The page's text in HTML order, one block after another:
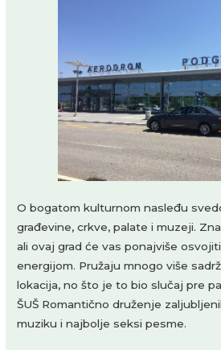
O bogatom kulturnom nasleđu
građevine, crkve, palate i muzeji.
ali ovaj grad će vas ponajviše
energijom. Pružaju mnogo više
lokacija, no što je to bio slučaj pre
ŠUŠ Romantično druženje
muziku i najbolje seksi pesme.